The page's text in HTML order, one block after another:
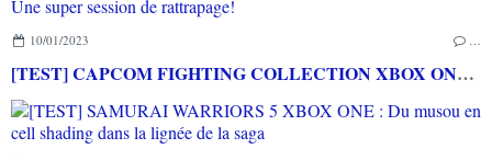
10/01/2023 …
[TEST] CAPCOM FIGHTING COLLECTION XBOX ONE : Une super session de rattrapage!